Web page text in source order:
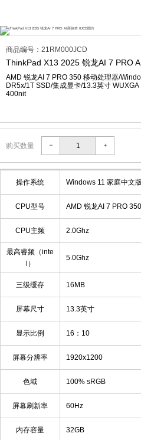
商品编号：21RM000JCD
ThinkPad X13 2025 锐龙AI 7 PRO
AMD 锐龙AI 7 PRO 350 移动处理器/
DR5x/1T SSD/集成显卡/13.3英寸
400nit
购买数量
操作系统 Windows 11 家庭中文版
CPU型号 AMD 锐龙AI 7 PRO 350
CPU主频 2.0Ghz
最高睿频（inte
l）
5.0Ghz
三级缓存 16MB
屏幕尺寸 13.3英寸
显示比例 16：10
屏幕分辨率 1920x1200
色域 100% sRGB
屏幕刷新率 60Hz
内存容量 32GB